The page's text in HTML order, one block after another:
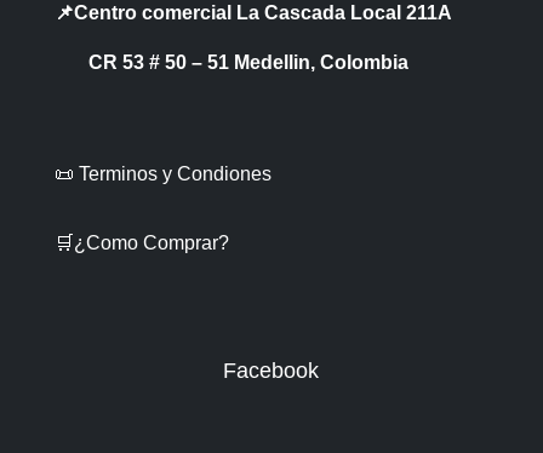
📌Centro comercial La Cascada Local 211A
CR 53 # 50 – 51 Medellin, Colombia
📜 Terminos y Condiones
🛒¿Como Comprar?
Facebook